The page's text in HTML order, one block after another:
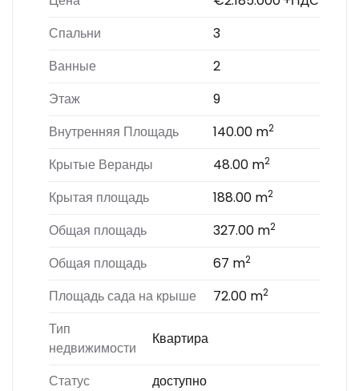
Спальни
3
Ванные
2
Этаж
9
Внутренняя Площадь
140.00 m2
Крытые Веранды 48.00 m2
Крытая площадь 188.00 m2
Общая площадь 327.00 m2
Общая площадь 67 m2
Площадь сада на крыше 72.00 m2
Тип
недвижимости
Квартира
Статус
доступно